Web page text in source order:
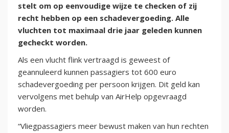
stelt om op eenvoudige wijze te checken of zij
recht hebben op een schadevergoeding. Alle
vluchten tot maximaal drie jaar geleden kunnen
gecheckt worden.
Als een vlucht flink vertraagd is geweest of
geannuleerd kunnen passagiers tot 600 euro
schadevergoeding per persoon krijgen. Dit geld kan
vervolgens met behulp van AirHelp opgevraagd
worden.
“Vliegpassagiers meer bewust maken van hun rechten